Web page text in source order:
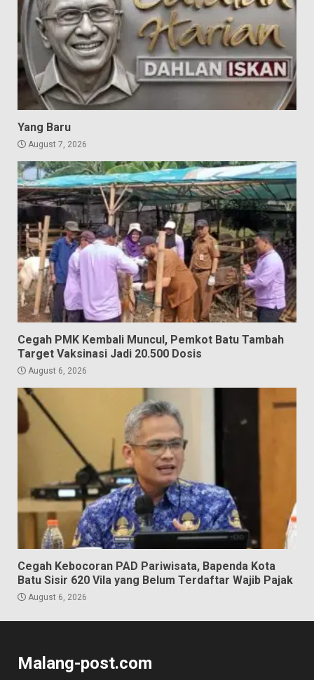
Yang Baru
August 7, 2026
Cegah PMK Kembali Muncul, Pemkot Batu Tambah
Target Vaksinasi Jadi 20.500 Dosis
August 6, 2026
Cegah Kebocoran PAD Pariwisata, Bapenda Kota
Batu Sisir 620 Vila yang Belum Terdaftar Wajib Pajak
August 6, 2026
Malang-post.com